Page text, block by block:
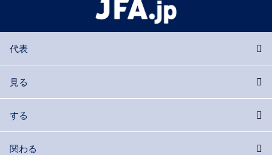
代表
見る
する
関わる